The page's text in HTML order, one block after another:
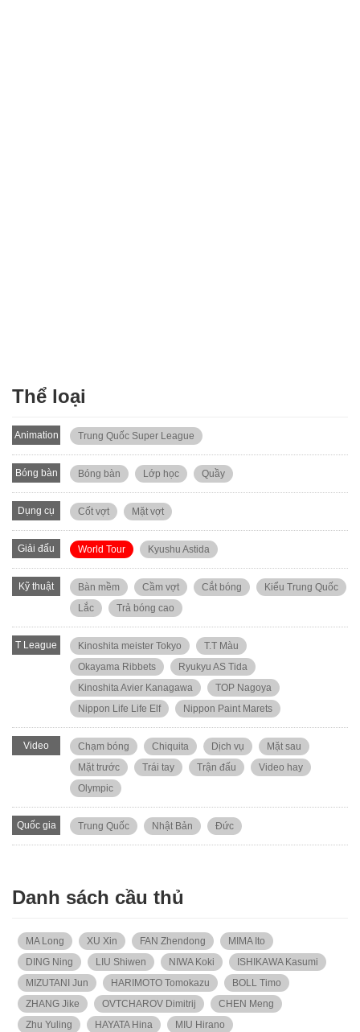
Thể loại
Animation Trung Quốc Super League
Bóng bàn Bóng bàn Lớp học Quầy
Dụng cụ Cốt vợt Mặt vợt
Giải đấu World Tour Kyushu Astida
Kỹ thuật Bàn mềm Cầm vợt Cắt bóng
Kiểu Trung Quốc
Lắc
Trả bóng cao
T League Kinoshita meister Tokyo
T.T Màu
Okayama Ribbets
Ryukyu AS Tida
Kinoshita Avier Kanagawa
TOP Nagoya
Nippon Life Life Elf
Nippon Paint Marets
Video Chạm bóng Chiquita Dịch vụ
Mặt sau
Mặt trước
Trái tay Trận đấu
Video hay
Olympic
Quốc gia Trung Quốc Nhật Bản Đức
Danh sách cầu thủ
MA Long XU Xin FAN Zhendong
MIMA Ito
DING Ning
LIU Shiwen NIWA Koki
ISHIKAWA Kasumi
MIZUTANI Jun
HARIMOTO Tomokazu
BOLL Timo
ZHANG Jike
OVTCHAROV Dimitrij
CHEN Meng
Zhu Yuling
HAYATA Hina
MIU Hirano